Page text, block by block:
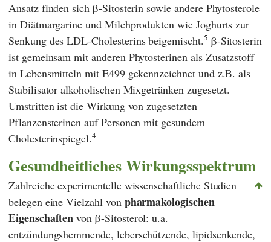
Ansatz finden sich β-Sitosterin sowie andere Phytosterole
in Diätmargarine und Milchprodukten wie Joghurts zur
Senkung des LDL-Cholesterins beigemischt.5 β-Sitosterin
ist gemeinsam mit anderen Phytosterinen als Zusatzstoff
in Lebensmitteln mit E499 gekennzeichnet und z.B. als
Stabilisator alkoholischen Mixgetränken zugesetzt.
Umstritten ist die Wirkung von zugesetzten
Pflanzensterinen auf Personen mit gesundem
Cholesterinspiegel.4
Gesundheitliches Wirkungsspektrum
Zahlreiche experimentelle wissenschaftliche Studien
belegen eine Vielzahl von pharmakologischen
Eigenschaften von β-Sitosterol: u.a.
entzündungshemmende, leberschützende, lipidsenkende,